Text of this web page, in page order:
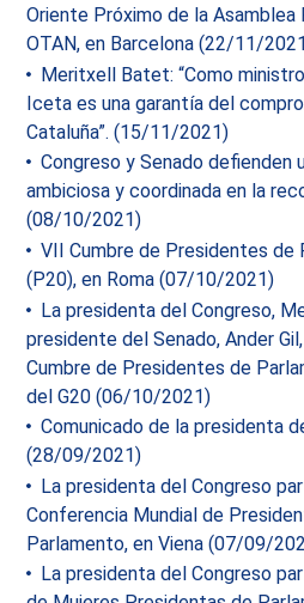
Oriente Próximo de la Asamblea
OTAN, en Barcelona (22/11/
Meritxell Batet: “Como
Iceta es una garantía del
Cataluña”. (15/11/2021)
Congreso y Senado defienden
ambiciosa y coordinada en la
(08/10/2021)
VII Cumbre de Presidentes de
(P20), en Roma (07/10/2021)
La presidenta del Congreso,
presidente del Senado, Ander
Cumbre de Presidentes de
del G20 (06/10/2021)
Comunicado de la presidenta
(28/09/2021)
La presidenta del Congreso
Conferencia Mundial de
Parlamento, en Viena (07/09/
La presidenta del Congreso